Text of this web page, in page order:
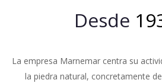
Desde
La empresa Marnemar centra su
la piedra natural, concretamente